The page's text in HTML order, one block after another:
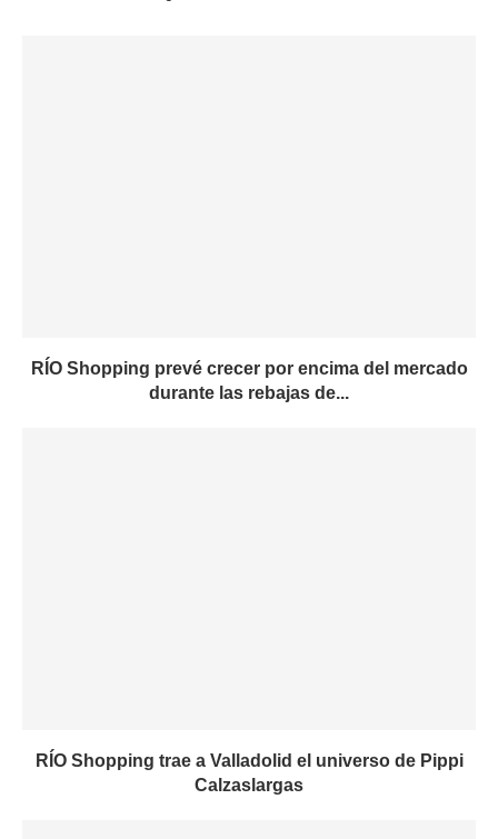
RÍO Shopping prevé crecer por encima del mercado
durante las rebajas de...
RÍO Shopping trae a Valladolid el universo de Pippi
Calzaslargas